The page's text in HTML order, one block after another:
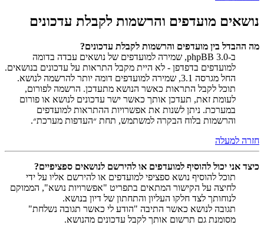
נושאים מועדפים והרשמות לקבלת עדכונים
מה ההבדל בין מועדפים והרשמות לקבלת עדכונים?
ב-phpBB 3.0, שמירה למועדפים של נושאים עבדה בדומה
למועדפים בדפדפן - לא היית מקבל התראות על עדכונים בנושאים.
החל מגרסה 3.1, שמירה למועדפים דומה יותר להרשמה לנושא.
תוכל לקבל התראות כאשר הנושא מתעדכן. הרשמה לפורום,
לעומת זאת, תעדכן אותך כאשר ישר עדכונים לנושא או פורום
במערכת. ניתן לשנות את אפשרויות ההתראות למועדפים
והרשמות בלוח הבקרה למשתמש, תחת ״העדפות מערכת״.
חזרה למעלה
כיצד אני יכול להוסיף למועדפים או להירשם לנושאים ספציפיים?
תוכל להוסיף נושא ספציפי למועדפים או להירשם אליו על ידי
לחיצה על הקישור המתאים בתפריט "אפשרויות נושא", הממוקם
לנוחותך לצד חלקו העליון והתחתון של דיון בנושא.
תגובה לנושא כאשר התיבה "הודע לי כאשר תגובה נשלחת"
מסומנת גם תרשום אותך לקבל עדכונים מהנושא.